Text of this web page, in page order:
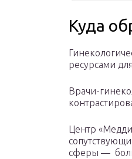
Куда
ресурсами
Врачи-
Центр
сферы — боли